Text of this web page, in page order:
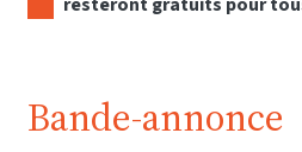
Bande-annonce